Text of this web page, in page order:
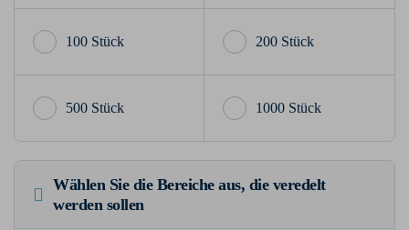
100 Stück 200 Stück
500 Stück 1000 Stück
Wählen Sie die Bereiche aus, die veredelt
werden sollen